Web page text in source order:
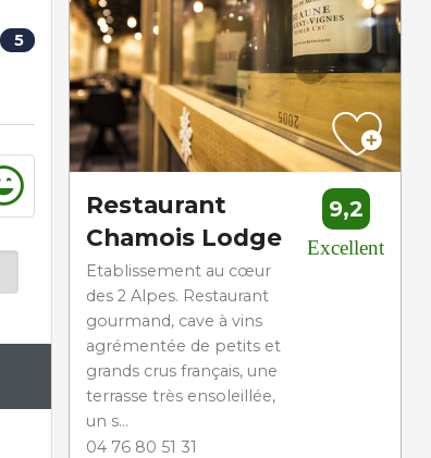
5
Restaurant
Chamois Lodge
Etablissement au cœur
des 2 Alpes. Restaurant
gourmand, cave à vins
agrémentée de petits et
grands crus français, une
terrasse très ensoleillée,
un s...
04 76 80 51 31
9,2
Excellent